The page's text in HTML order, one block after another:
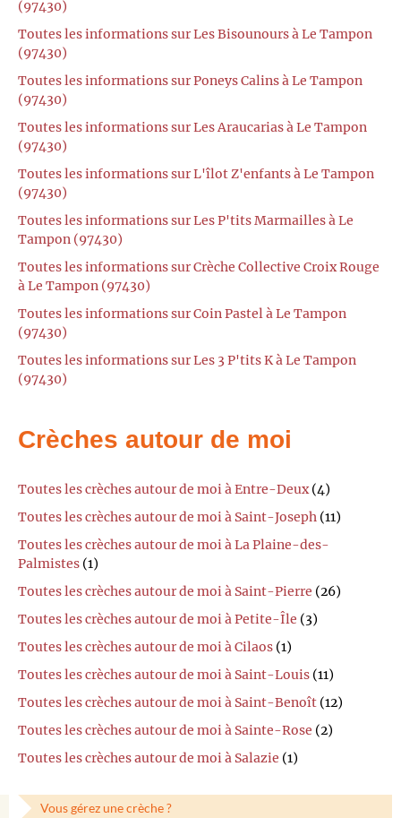
(97430)
Toutes les informations sur Les Bisounours à Le Tampon
(97430)
Toutes les informations sur Poneys Calins à Le Tampon
(97430)
Toutes les informations sur Les Araucarias à Le Tampon
(97430)
Toutes les informations sur L'îlot Z'enfants à Le Tampon
(97430)
Toutes les informations sur Les P'tits Marmailles à Le
Tampon (97430)
Toutes les informations sur Crèche Collective Croix Rouge
à Le Tampon (97430)
Toutes les informations sur Coin Pastel à Le Tampon
(97430)
Toutes les informations sur Les 3 P'tits K à Le Tampon
(97430)
Crèches autour de moi
Toutes les crèches autour de moi à Entre-Deux(4)
Toutes les crèches autour de moi à Saint-Joseph (11)
Toutes les crèches autour de moi à La Plaine-des-
Palmistes (1)
Toutes les crèches autour de moi à Saint-Pierre (26)
Toutes les crèches autour de moi à Petite-Île (3)
Toutes les crèches autour de moi à Cilaos (1)
Toutes les crèches autour de moi à Saint-Louis (11)
Toutes les crèches autour de moi à Saint-Benoît (12)
Toutes les crèches autour de moi à Sainte-Rose (2)
Toutes les crèches autour de moi à Salazie (1)
Vous gérez une crèche ?